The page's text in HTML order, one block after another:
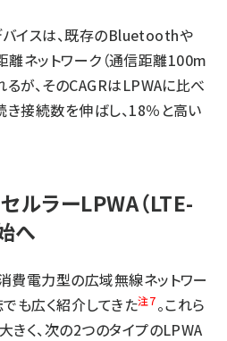
イスは、既存のBluetoothや
ネットワーク（通信距離100m
が、そのCAGRはLPWAに比べ
き接続数を伸ばし、18％と高い
ルラーLPWA（LTE-
へ
電力型の広域無線ネットワー
も広く紹介してきた注7。これら
きく、次の2つのタイプのLPWA